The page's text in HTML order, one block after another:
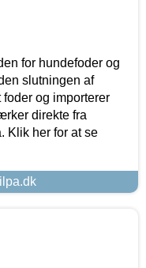
for hundefoder og
slutningen af
og importerer
direkte fra
Klik her for at se